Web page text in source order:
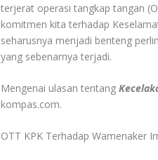
terjerat operasi tangkap tangan
komitmen kita terhadap
seharusnya menjadi benteng
yang sebenarnya terjadi.
Mengenai ulasan tentang
kompas.com.
OTT KPK Terhadap Wamenaker